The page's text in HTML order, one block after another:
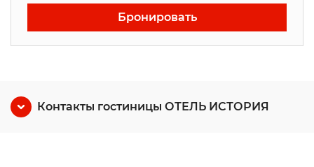
Бронировать
Контакты гостиницы ОТЕЛЬ ИСТОРИЯ